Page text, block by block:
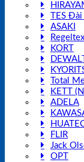
TES
ASAKI
Regeltex
KORT
DEWALT
Total
KETT
ADELA
FLIR
Jack
OPT